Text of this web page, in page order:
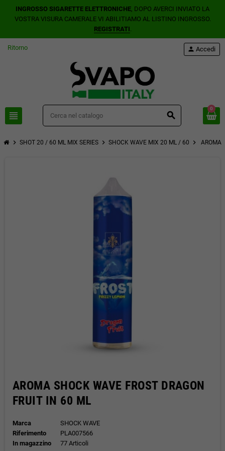
INGROSSO SIGARETTE ELETTRONICHE, DOPO AVERCI INVIATO LA
VOSTRA VISURA CAMERALE VI ABILITIAMO AL LISTINO INGROSSO.
REGISTRATI.
Ritorno
view_headline search
person Accedi
0
chevron_right SHOT 20 / 60 ML MIX SERIES chevron_right SHOCK WAVE MIX 20 ML / 60 chevron_right AROMA
AROMA SHOCK WAVE FROST DRAGON
FRUIT IN 60 ML
Marca
SHOCK WAVE
Riferimento
PLA007566
In magazzino
77 Articoli